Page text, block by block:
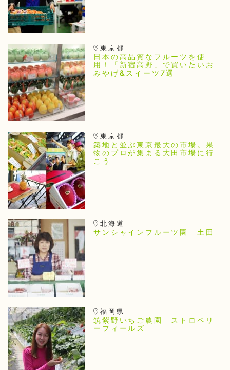
東京都
日本の高品質なフルーツを使
用！「新宿高野」で買いたいお
みやげ&スイーツ7選
東京都
築地と並ぶ東京最大の市場。果
物のプロが集まる大田市場に行
こう
北海道
サンシャインフルーツ園 土田
福岡県
筑紫野いちご農園 ストロベリ
ーフィールズ